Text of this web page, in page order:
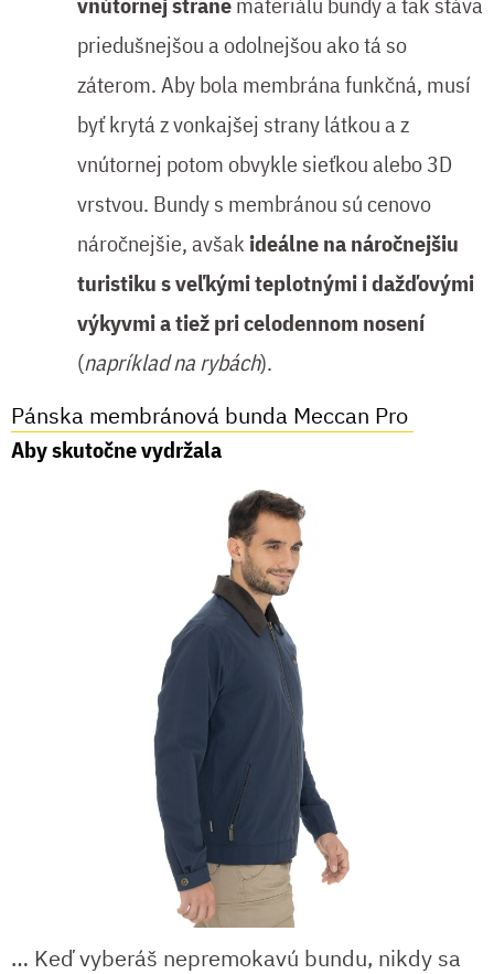
priedušnejšou a odolnejšou ako tá so
záterom. Aby bola membrána funkčná, musí
byť krytá z vonkajšej strany látkou a z
vnútornej potom obvykle sieťkou alebo 3D
vrstvou. Bundy s membránou sú cenovo
náročnejšie, avšak ideálne na náročnejšiu
turistiku s veľkými teplotnými i dažďovými
výkyvmi a tiež pri celodennom nosení
(napríklad na rybách).
Pánska membránová bunda Meccan Pro
Aby skutočne vydržala
… Keď vyberáš nepremokavú bundu, nikdy sa